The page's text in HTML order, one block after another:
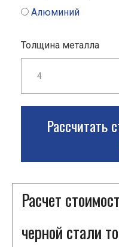
Алюминий
Толщина металла
Рассчитать
Расчет
черной стали